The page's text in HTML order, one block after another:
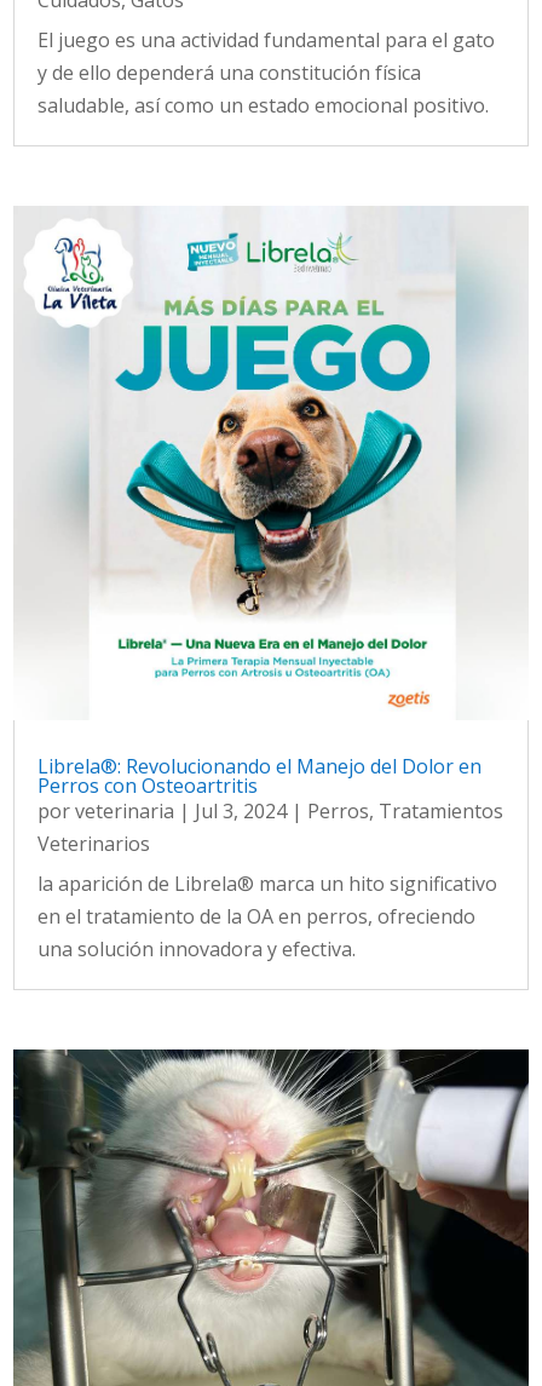
El juego es una actividad fundamental para el gato
y de ello dependerá una constitución física
saludable, así como un estado emocional positivo.
Librela®: Revolucionando el Manejo del Dolor en
Perros con Osteoartritis
porveterinaria | Jul 3, 2024| Perros, Tratamientos
Veterinarios
la aparición de Librela® marca un hito significativo
en el tratamiento de la OA en perros, ofreciendo
una solución innovadora y efectiva.